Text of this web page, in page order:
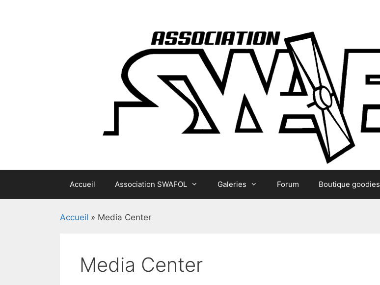
Accueil Association SWAFOL Galeries Forum Boutique goodies
Accueil » Media Center
Media Center